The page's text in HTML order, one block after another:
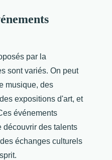
par la
sont variés. On peut
musique, des
expositions d'art, et
événements
découvrir des talents
échanges culturels